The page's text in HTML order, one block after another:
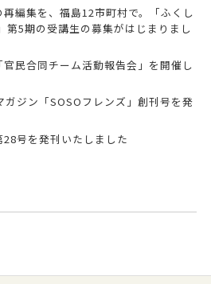
再編集を、福島12市町村で。「ふくし
第5期の受講生の募集がはじまりまし
民合同チーム活動報告会」を開催し
ジン「SOSOフレンズ」創刊号を発
28号を発刊いたしました